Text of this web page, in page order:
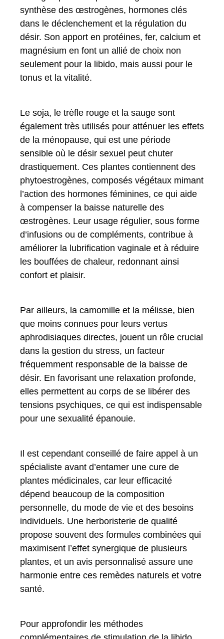
synthèse des œstrogènes, hormones clés
dans le déclenchement et la régulation du
désir. Son apport en protéines, fer, calcium et
magnésium en font un allié de choix non
seulement pour la libido, mais aussi pour le
tonus et la vitalité.
Le soja, le trèfle rouge et la sauge sont
également très utilisés pour atténuer les effets
de la ménopause, qui est une période
sensible où le désir sexuel peut chuter
drastiquement. Ces plantes contiennent des
phytoestrogènes, composés végétaux mimant
l’action des hormones féminines, ce qui aide
à compenser la baisse naturelle des
œstrogènes. Leur usage régulier, sous forme
d’infusions ou de compléments, contribue à
améliorer la lubrification vaginale et à réduire
les bouffées de chaleur, redonnant ainsi
confort et plaisir.
Par ailleurs, la camomille et la mélisse, bien
que moins connues pour leurs vertus
aphrodisiaques directes, jouent un rôle crucial
dans la gestion du stress, un facteur
fréquemment responsable de la baisse de
désir. En favorisant une relaxation profonde,
elles permettent au corps de se libérer des
tensions psychiques, ce qui est indispensable
pour une sexualité épanouie.
Il est cependant conseillé de faire appel à un
spécialiste avant d’entamer une cure de
plantes médicinales, car leur efficacité
dépend beaucoup de la composition
personnelle, du mode de vie et des besoins
individuels. Une herboristerie de qualité
propose souvent des formules combinées qui
maximisent l’effet synergique de plusieurs
plantes, et un avis personnalisé assure une
harmonie entre ces remèdes naturels et votre
santé.
Pour approfondir les méthodes